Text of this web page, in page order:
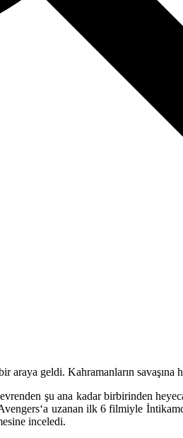
geldi. Kahramanların savaşına
şu ana kadar birbirinden
‘a uzanan ilk 6 filmiyle
inceledi.